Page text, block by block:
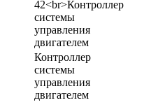
Контроллер
системы
управления
двигателем